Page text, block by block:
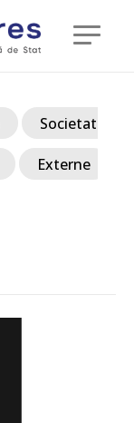
Societate
Externe